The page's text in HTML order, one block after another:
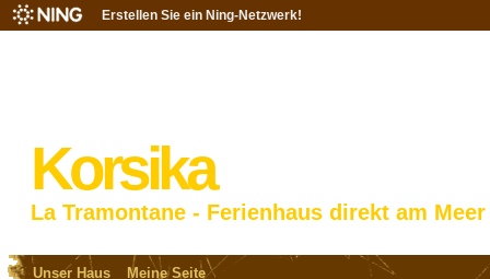
Erstellen Sie ein Ning-Netzwerk!
Korsika
La Tramontane - Ferienhaus direkt am Meer
Unser Haus Meine Seite